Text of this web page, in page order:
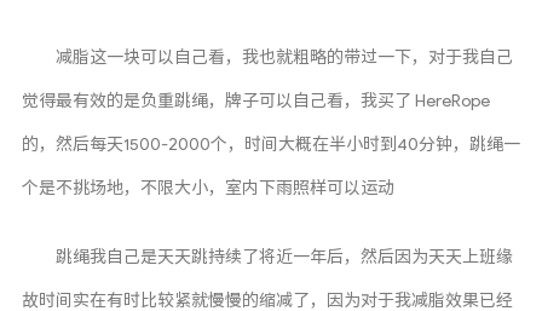
减脂这一块可以自己看，我也就粗略的带过一下，对于我自己
觉得最有效的是负重跳绳，牌子可以自己看，我买了 HereRope
的，然后每天1500-2000个，时间大概在半小时到40分钟，跳绳一
个是不挑场地，不限大小，室内下雨照样可以运动
跳绳我自己是天天跳持续了将近一年后，然后因为天天上班缘
故时间实在有时比较紧就慢慢的缩减了，因为对于我减脂效果已经